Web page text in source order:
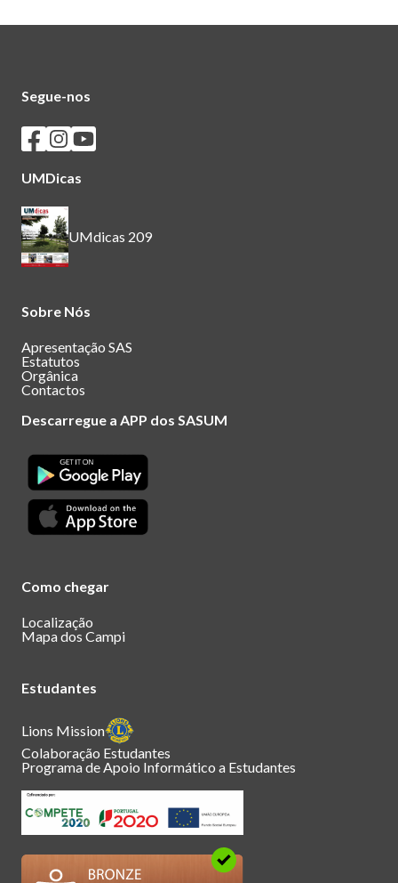
Segue-nos
Seguir os SASUM no Facebook
Seguir os SASUM no Instagram
Seguir os SASUM no Youtube
UMDicas
UMdicas 209
Sobre Nós
Apresentação SAS
Estatutos
Orgânica
Contactos
Descarregue a APP dos SASUM
Como chegar
Localização
Mapa dos Campi
Estudantes
Lions Mission
Colaboração Estudantes
Programa de Apoio Informático a Estudantes